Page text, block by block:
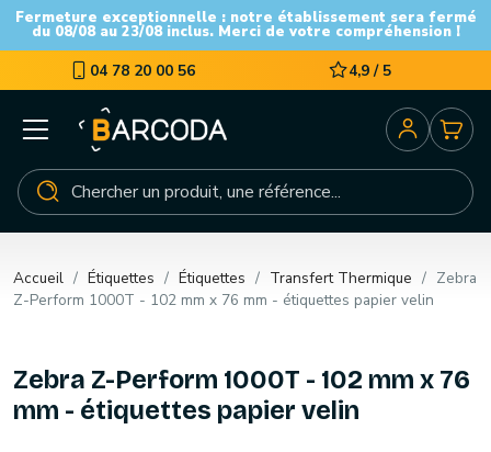
Fermeture exceptionnelle : notre établissement sera fermé
du 08/08 au 23/08 inclus. Merci de votre compréhension !
04 78 20 00 56 4,9 / 5
Accueil Étiquettes Étiquettes Transfert Thermique
Zebra
Z-Perform 1000T - 102 mm x 76 mm - étiquettes papier velin
Zebra Z-Perform 1000T - 102 mm x 76
mm - étiquettes papier velin